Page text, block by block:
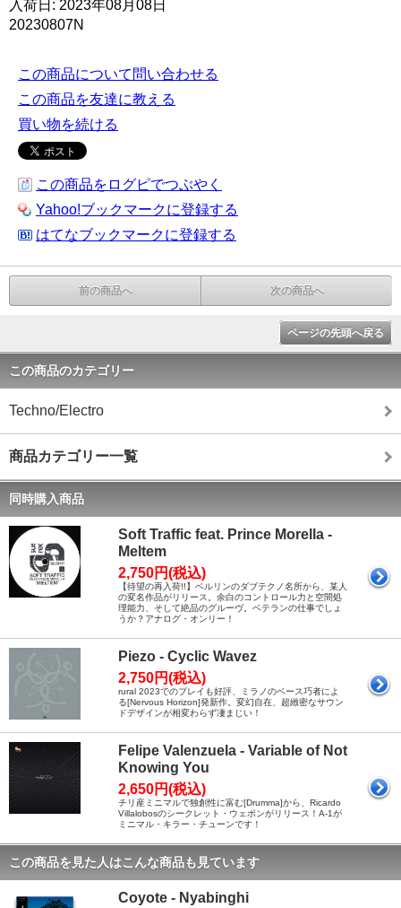
入荷日: 2023年08月08日
20230807N
この商品について問い合わせる
この商品を友達に教える
買い物を続ける
この商品をログピでつぶやく
Yahoo!ブックマークに登録する
はてなブックマークに登録する
前の商品へ 次の商品へ
ページの先頭へ戻る
この商品のカテゴリー
Techno/Electro
商品カテゴリー一覧
同時購入商品
Soft Traffic feat. Prince Morella -
Meltem
2,750円(税込)
【待望の再入荷!!】ベルリンのダブテクノ名所から、某人
の変名作品がリリース。余白のコントロール力と空間処
理能力、そして絶品のグルーヴ。ベテランの仕事でしょ
うか？アナログ・オンリー！
Piezo - Cyclic Wavez
2,750円(税込)
rural 2023でのプレイも好評、ミラノのベース巧者によ
る[Nervous Horizon]発新作。変幻自在、超緻密なサウン
ドデザインが相変わらず凄まじい！
Felipe Valenzuela - Variable of Not
Knowing You
2,650円(税込)
チリ産ミニマルで独創性に富む[Drumma]から、Ricardo
Villalobosのシークレット・ウェポンがリリース！A-1が
ミニマル・キラー・チューンです！
この商品を見た人はこんな商品も見ています
Coyote - Nyabinghi